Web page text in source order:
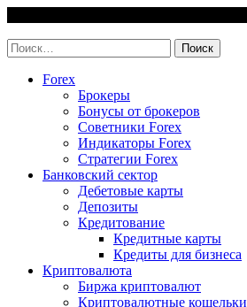
content
Найти:
Forex
Брокеры
Бонусы от брокеров
Советники Forex
Индикаторы Forex
Стратегии Forex
Банковский сектор
Дебетовые карты
Депозиты
Кредитование
Кредитные карты
Кредиты для бизнеса
Криптовалюта
Биржа криптовалют
Криптовалютные кошельки